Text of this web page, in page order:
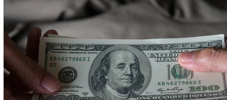
Laboral - S. Social Producción Comercio exterior
Energía Eléctrica Energética Derecho Público